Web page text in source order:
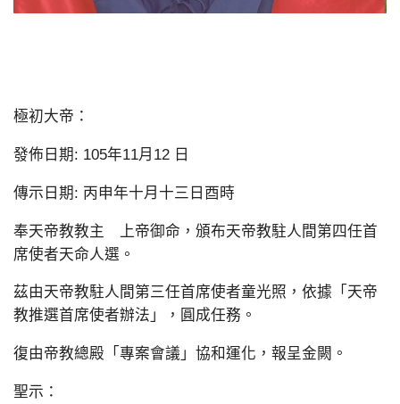
極初大帝：
發佈日期: 105年11月12 日
傳示日期: 丙申年十月十三日酉時
奉天帝教教主 上帝御命，頒布天帝教駐人間第四任首
席使者天命人選。
茲由天帝教駐人間第三任首席使者童光照，依據「天帝
教推選首席使者辦法」，圓成任務。
復由帝教總殿「專案會議」協和運化，報呈金闕。
聖示：